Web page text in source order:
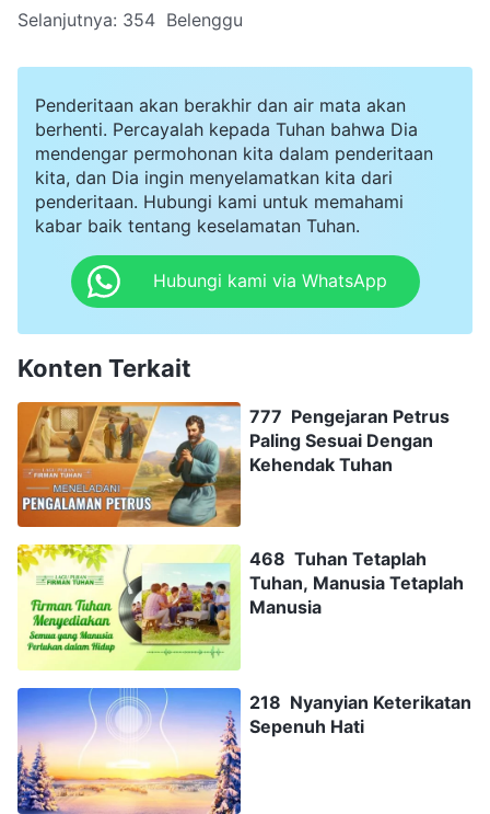
Selanjutnya: 354 Belenggu
Penderitaan akan berakhir dan air mata akan
berhenti. Percayalah kepada Tuhan bahwa Dia
mendengar permohonan kita dalam penderitaan
kita, dan Dia ingin menyelamatkan kita dari
penderitaan. Hubungi kami untuk memahami
kabar baik tentang keselamatan Tuhan.
Hubungi kami via WhatsApp
Konten Terkait
777 Pengejaran Petrus
Paling Sesuai Dengan
Kehendak Tuhan
468 Tuhan Tetaplah
Tuhan, Manusia Tetaplah
Manusia
218 Nyanyian Keterikatan
Sepenuh Hati